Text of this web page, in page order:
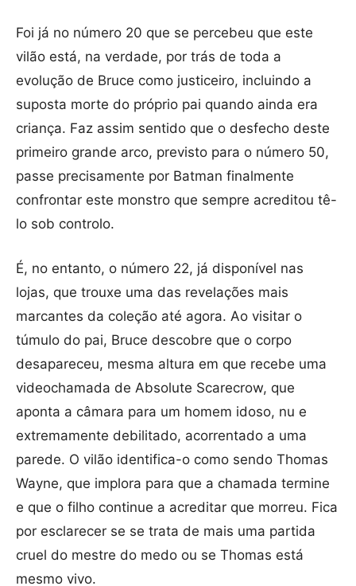
Foi já no número 20 que se percebeu que este
vilão está, na verdade, por trás de toda a
evolução de Bruce como justiceiro, incluindo a
suposta morte do próprio pai quando ainda era
criança. Faz assim sentido que o desfecho deste
primeiro grande arco, previsto para o número 50,
passe precisamente por Batman finalmente
confrontar este monstro que sempre acreditou tê-
lo sob controlo.
É, no entanto, o número 22, já disponível nas
lojas, que trouxe uma das revelações mais
marcantes da coleção até agora. Ao visitar o
túmulo do pai, Bruce descobre que o corpo
desapareceu, mesma altura em que recebe uma
videochamada de Absolute Scarecrow, que
aponta a câmara para um homem idoso, nu e
extremamente debilitado, acorrentado a uma
parede. O vilão identifica-o como sendo Thomas
Wayne, que implora para que a chamada termine
e que o filho continue a acreditar que morreu. Fica
por esclarecer se se trata de mais uma partida
cruel do mestre do medo ou se Thomas está
mesmo vivo.